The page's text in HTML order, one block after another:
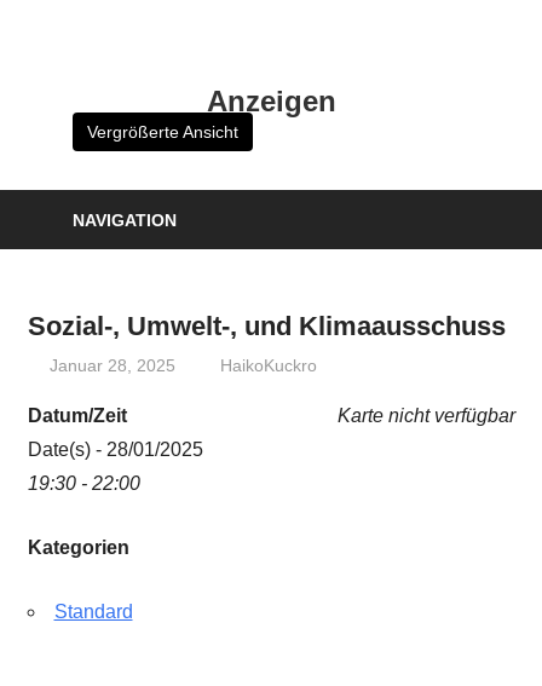
Anzeigen
Vergrößerte Ansicht
NAVIGATION
Sozial-, Umwelt-, und Klimaausschuss
Januar 28, 2025 HaikoKuckro
Karte nicht verfügbar
Datum/Zeit
Date(s) - 28/01/2025
19:30 - 22:00
Kategorien
Standard